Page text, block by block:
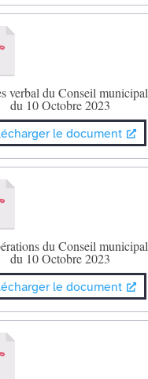
verbal du Conseil municipal
du 10 Octobre 2023
le document
du Conseil municipal
du 10 Octobre 2023
le document